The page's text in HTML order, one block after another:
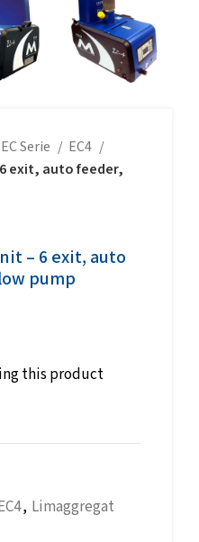
EC Serie
EC4
6 exit, auto feeder,
– 6 exit, auto
pump
this product
, Limaggregat